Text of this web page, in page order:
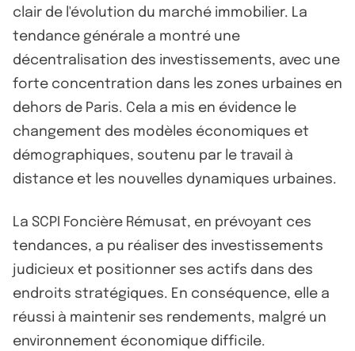
clair de l'évolution du marché immobilier. La
tendance générale a montré une
décentralisation des investissements, avec une
forte concentration dans les zones urbaines en
dehors de Paris. Cela a mis en évidence le
changement des modèles économiques et
démographiques, soutenu par le travail à
distance et les nouvelles dynamiques urbaines.
La SCPI Foncière Rémusat, en prévoyant ces
tendances, a pu réaliser des investissements
judicieux et positionner ses actifs dans des
endroits stratégiques. En conséquence, elle a
réussi à maintenir ses rendements, malgré un
environnement économique difficile.